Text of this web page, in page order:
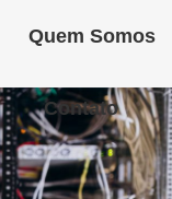
Quem Somos
Contato